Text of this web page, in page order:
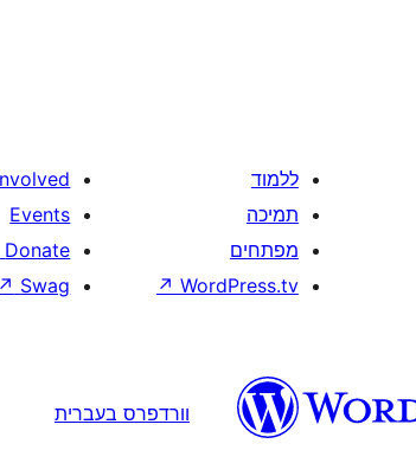
ללמוד
תמיכה
מפתחים
WordPress.tv
↗
Events
Donate
Swag
↗
וורדפרס בעברית